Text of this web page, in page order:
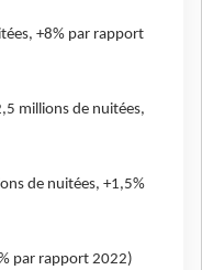
+8% par rapport
millions de nuitées,
de nuitées, +1,5%
par rapport 2022)